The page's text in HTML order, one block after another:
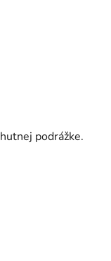
podrážke.